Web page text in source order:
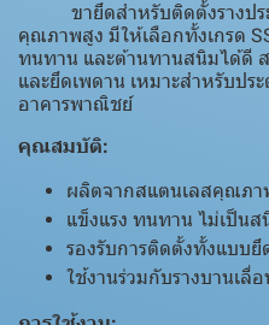
ขายึดสำหรับติดตั้งรางประ
คุณภาพสูง มีให้เลือกทั้งเกรด
ทนทาน และต้านทานสนิมได้ดี
และยึดเพดาน เหมาะสำหรับปร
อาคารพาณิชย์
คุณสมบัติ:
ผลิตจากสแตนเลสคุณภา
แข็งแรง ทนทาน ไม่เป็นส
รองรับการติดตั้งทั้งแบบ
ใช้งานร่วมกับรางบานเ